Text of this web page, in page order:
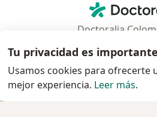
Doctoralia
Municipio: Bogotá
Tu privacidad es importante
Usamos cookies para ofrecerte
mejor experiencia. Leer más.